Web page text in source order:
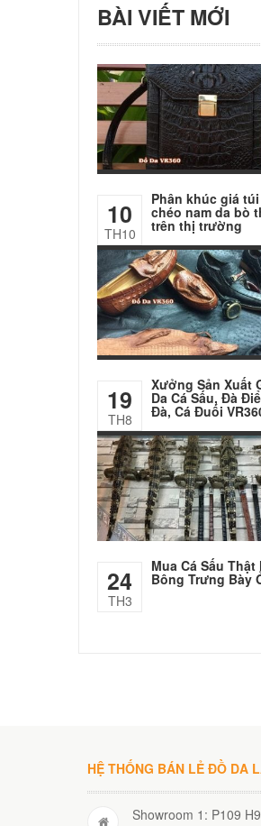
BÀI VIẾT MỚI
10
TH10
Phân khúc giá
chéo nam da bò
trên thị trường
19
TH8
Xưởng Sản Xuất
Da Cá Sấu, Đà
Đà, Cá Đuối
24
TH3
Mua Cá Sấu Thật
Bông Trưng Bày
HỆ THỐNG BÁN LẺ ĐỒ DA
Showroom 1: P109